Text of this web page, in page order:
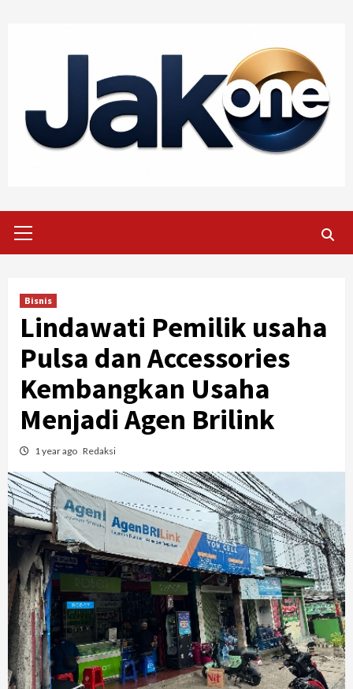
Menu
Bisnis
Lindawati Pemilik usaha
Pulsa dan Accessories
Kembangkan Usaha
Menjadi Agen Brilink
1 year ago Redaksi